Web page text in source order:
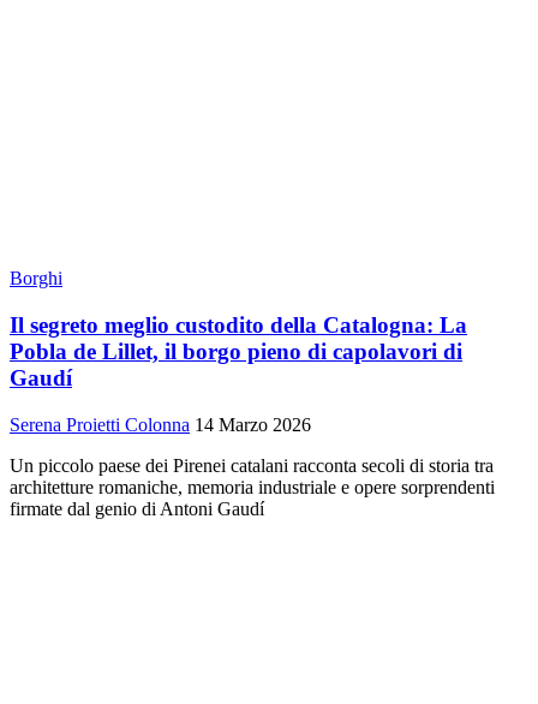
Borghi
Il segreto meglio custodito della Catalogna: La
Pobla de Lillet, il borgo pieno di capolavori di
Gaudí
Serena Proietti Colonna 14 Marzo 2026
Un piccolo paese dei Pirenei catalani racconta secoli di storia tra
architetture romaniche, memoria industriale e opere sorprendenti
firmate dal genio di Antoni Gaudí